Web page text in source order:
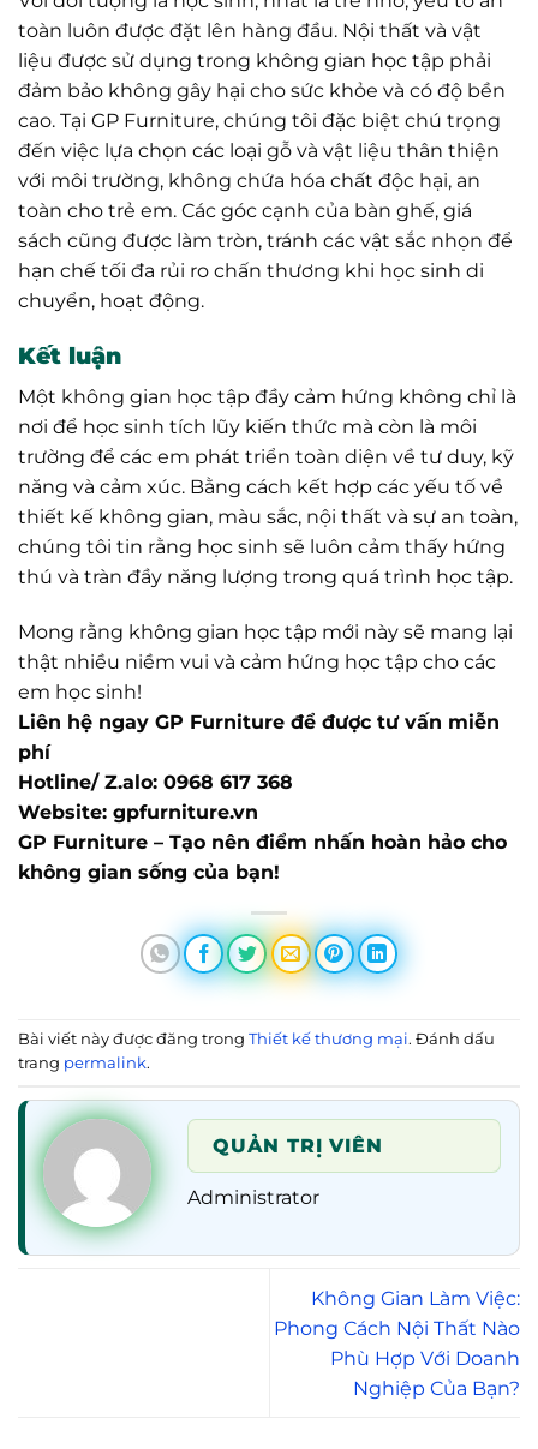
toàn luôn được đặt lên hàng đầu. Nội thất và vật
liệu được sử dụng trong không gian học tập phải
đảm bảo không gây hại cho sức khỏe và có độ bền
cao. Tại GP Furniture, chúng tôi đặc biệt chú trọng
đến việc lựa chọn các loại gỗ và vật liệu thân thiện
với môi trường, không chứa hóa chất độc hại, an
toàn cho trẻ em. Các góc cạnh của bàn ghế, giá
sách cũng được làm tròn, tránh các vật sắc nhọn để
hạn chế tối đa rủi ro chấn thương khi học sinh di
chuyển, hoạt động.
Kết luận
Một không gian học tập đầy cảm hứng không chỉ là
nơi để học sinh tích lũy kiến thức mà còn là môi
trường để các em phát triển toàn diện về tư duy, kỹ
năng và cảm xúc. Bằng cách kết hợp các yếu tố về
thiết kế không gian, màu sắc, nội thất và sự an toàn,
chúng tôi tin rằng học sinh sẽ luôn cảm thấy hứng
thú và tràn đầy năng lượng trong quá trình học tập.
Mong rằng không gian học tập mới này sẽ mang lại
thật nhiều niềm vui và cảm hứng học tập cho các
em học sinh!
Liên hệ ngay GP Furniture để được tư vấn miễn
phí
Hotline/ Z.alo: 0968 617 368
Website: gpfurniture.vn
GP Furniture – Tạo nên điểm nhấn hoàn hảo cho
không gian sống của bạn!
Bài viết này được đăng trong Thiết kế thương mại. Đánh dấu
trang permalink.
QUẢN TRỊ VIÊN
Administrator
Không Gian Làm Việc:
Phong Cách Nội Thất Nào
Phù Hợp Với Doanh
Nghiệp Của Bạn?